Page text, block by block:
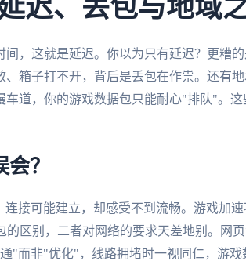
迟、丢包与地域
，这就是延迟。你以为只有延迟？更糟
箱子打不开，背后是丢包在作祟。还有
道，你的游戏数据包只能耐心"排队"。这
？
接可能建立，却感受不到流畅。游戏加
区别，二者对网络的要求天差地别。网
"而非"优化"，线路拥堵时一视同仁，游戏